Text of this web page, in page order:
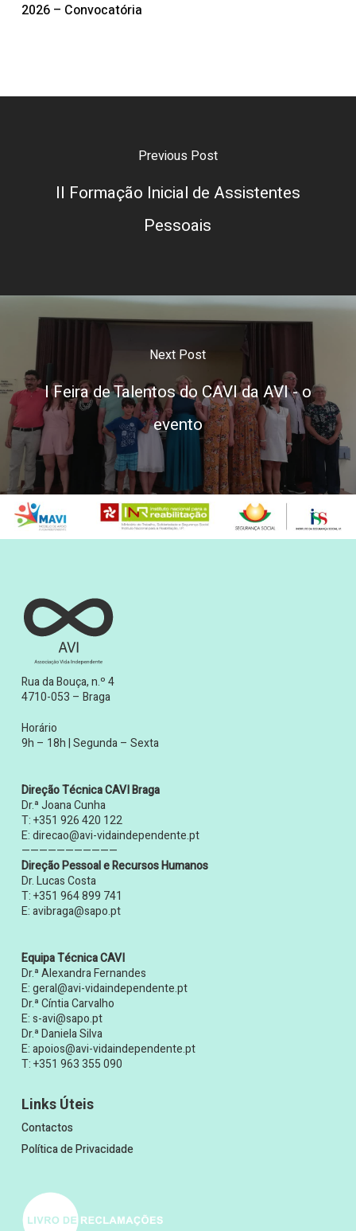
2026 – Convocatória
Previous Post
II Formação Inicial de Assistentes
Pessoais
Next Post
I Feira de Talentos do CAVI da AVI - o
evento
Rua da Bouça, n.º 4
4710-053 – Braga
Horário
9h – 18h | Segunda – Sexta
Direção Técnica CAVI Braga
Dr.ª Joana Cunha
T:+351 926 420 122
E:direcao@avi-vidaindependente.pt
———————————
Direção Pessoal e Recursos Humanos
Dr. Lucas Costa
T:+351 964 899 741
E:avibraga@sapo.pt
Equipa Técnica CAVI
Dr.ª Alexandra Fernandes
E:geral@avi-vidaindependente.pt
Dr.ª Cíntia Carvalho
E:s-avi@sapo.pt
Dr.ª Daniela Silva
E:apoios@avi-vidaindependente.pt
T:+351 963 355 090
Links Úteis
Contactos
Política de Privacidade